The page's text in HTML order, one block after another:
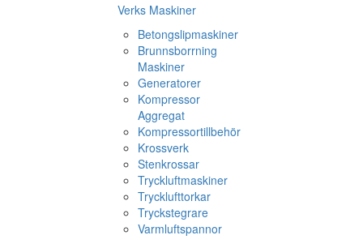
Verks Maskiner
Betongslipmaskiner
Brunnsborrning
Maskiner
Generatorer
Kompressor
Aggregat
Kompressortillbehör
Krossverk
Stenkrossar
Tryckluftmaskiner
Trycklufttorkar
Tryckstegrare
Varmluftspannor